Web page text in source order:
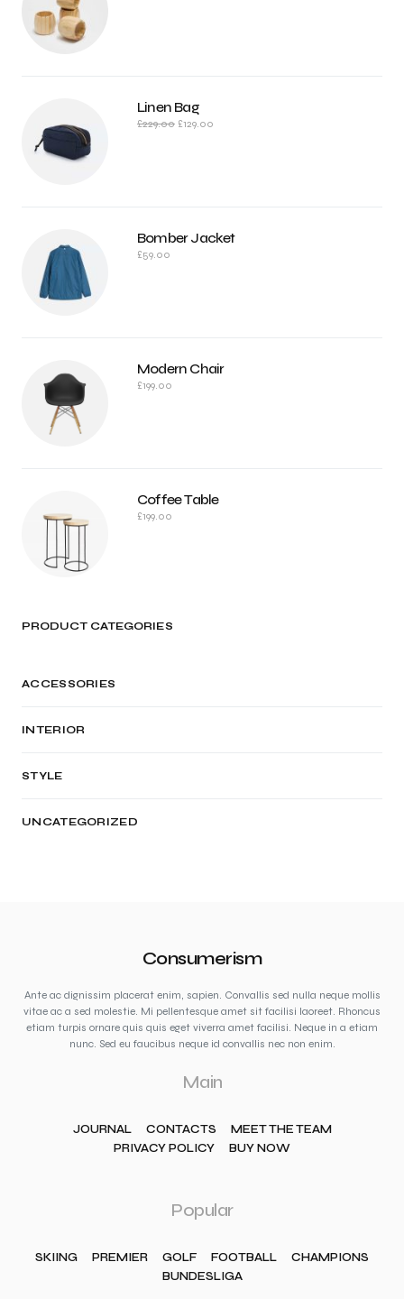
Linen Bag
£229.00 £129.00
Bomber Jacket
£59.00
Modern Chair
£199.00
Coffee Table
£199.00
PRODUCT CATEGORIES
ACCESSORIES
INTERIOR
STYLE
UNCATEGORIZED
Consumerism
Ante ac dignissim placerat enim, sapien. Convallis sed nulla neque mollis
vitae ac a sed molestie. Mi pellentesque amet sit facilisi laoreet. Rhoncus
etiam turpis ornare quis quis eget viverra amet facilisi. Neque in a etiam
nunc. Sed eu faucibus neque id convallis nec non enim.
Main
JOURNAL CONTACTS
MEET THE TEAM
PRIVACY POLICY
BUY NOW
Popular
SKIING PREMIER GOLF FOOTBALL
CHAMPIONS
BUNDESLIGA